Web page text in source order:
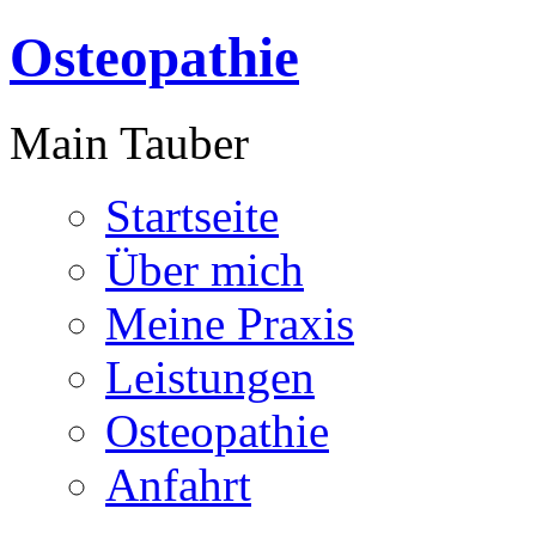
Osteopathie
Main Tauber
Startseite
Über mich
Meine Praxis
Leistungen
Osteopathie
Anfahrt